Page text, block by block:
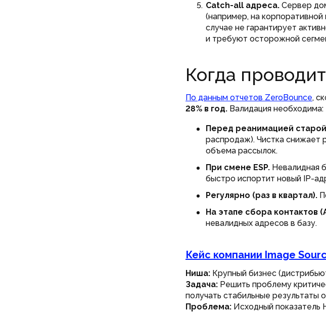
Catch-all адреса. Сервер
(например, на
случае не гарантирует
и требуют осторожной
Когда
По данным отчетов ZeroBounce,
28% в год. Валидация необходима:
Перед реанимацией
распродаж). Чистка снижает
объема рассылок.
При смене ESP. Невалидная
быстро испортит новый IP-
Регулярно (раз в квартал).
На этапе сбора контактов
невалидных адресов в базу.
Кейс компании Image
Ниша: Крупный бизнес
Задача: Решить проблему
получать стабильные результаты
Проблема: Исходный показатель